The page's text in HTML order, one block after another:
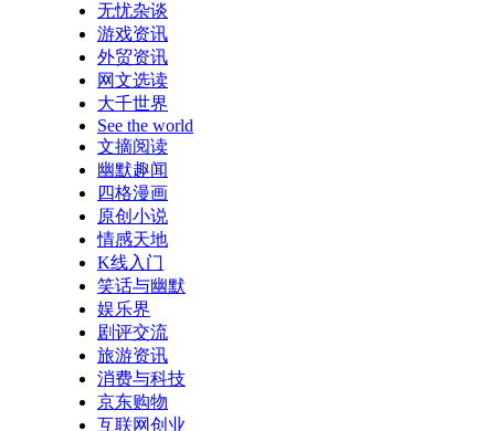
无忧杂谈
游戏资讯
外贸资讯
网文选读
大千世界
See the world
文摘阅读
幽默趣闻
四格漫画
原创小说
情感天地
K线入门
笑话与幽默
娱乐界
剧评交流
旅游资讯
消费与科技
京东购物
互联网创业